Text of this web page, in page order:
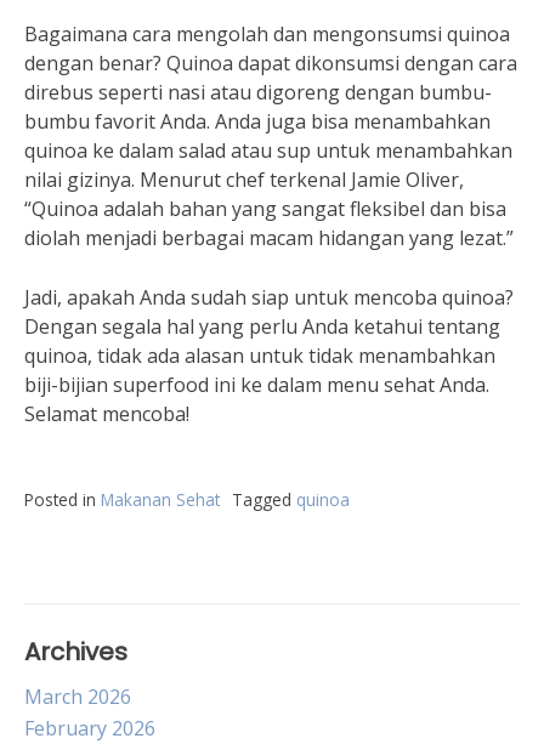
Bagaimana cara mengolah dan mengonsumsi quinoa
dengan benar? Quinoa dapat dikonsumsi dengan cara
direbus seperti nasi atau digoreng dengan bumbu-
bumbu favorit Anda. Anda juga bisa menambahkan
quinoa ke dalam salad atau sup untuk menambahkan
nilai gizinya. Menurut chef terkenal Jamie Oliver,
“Quinoa adalah bahan yang sangat fleksibel dan bisa
diolah menjadi berbagai macam hidangan yang lezat.”
Jadi, apakah Anda sudah siap untuk mencoba quinoa?
Dengan segala hal yang perlu Anda ketahui tentang
quinoa, tidak ada alasan untuk tidak menambahkan
biji-bijian superfood ini ke dalam menu sehat Anda.
Selamat mencoba!
Posted in Makanan Sehat Tagged quinoa
Archives
March 2026
February 2026